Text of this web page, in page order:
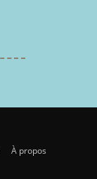
À propos